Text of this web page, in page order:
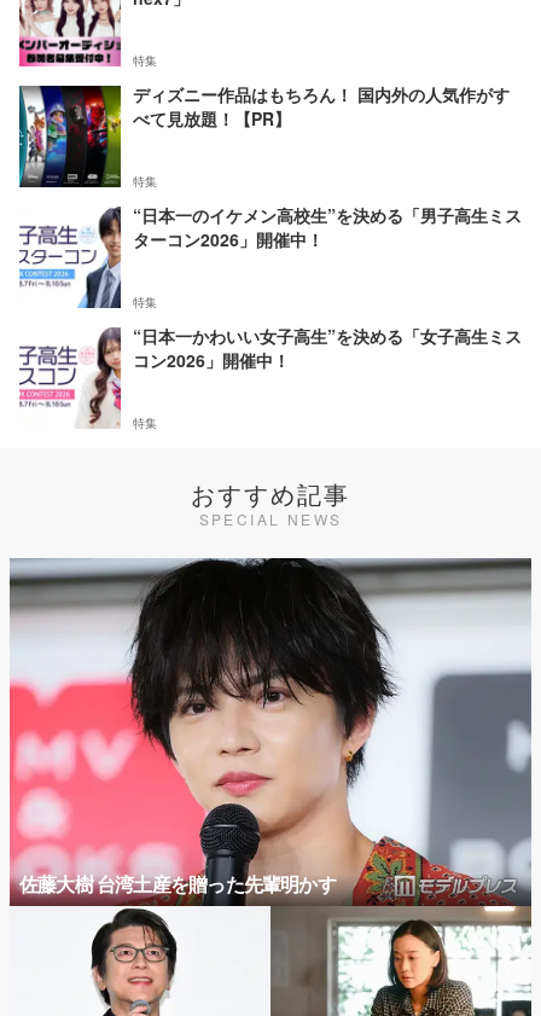
特集
ディズニー作品はもちろん！ 国内外の人気作がす
べて見放題！【PR】
特集
“日本一のイケメン高校生”を決める「男子高生ミス
ターコン2026」開催中！
特集
“日本一かわいい女子高生”を決める「女子高生ミス
コン2026」開催中！
特集
おすすめ記事
SPECIAL NEWS
佐藤大樹 台湾土産を贈った先輩明かす